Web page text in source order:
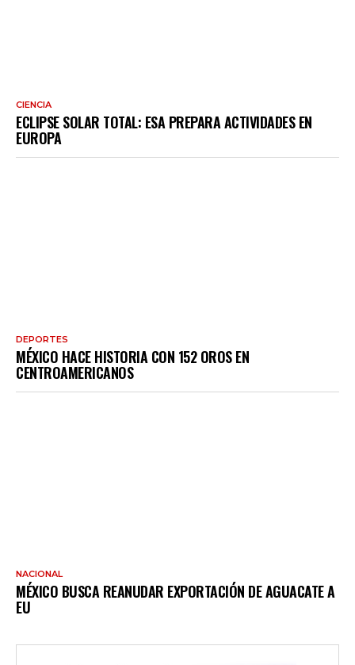
CIENCIA
ECLIPSE SOLAR TOTAL: ESA PREPARA ACTIVIDADES EN
EUROPA
DEPORTES
MÉXICO HACE HISTORIA CON 152 OROS EN
CENTROAMERICANOS
NACIONAL
MÉXICO BUSCA REANUDAR EXPORTACIÓN DE AGUACATE A
EU